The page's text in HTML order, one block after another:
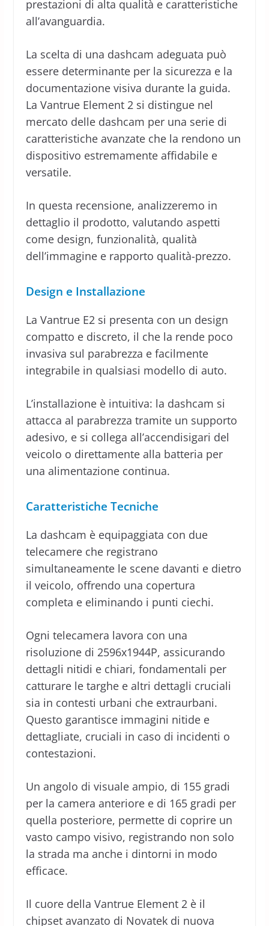
prestazioni di alta qualità e caratteristiche
all’avanguardia.
La scelta di una dashcam adeguata può
essere determinante per la sicurezza e la
documentazione visiva durante la guida.
La Vantrue Element 2 si distingue nel
mercato delle dashcam per una serie di
caratteristiche avanzate che la rendono un
dispositivo estremamente affidabile e
versatile.
In questa recensione, analizzeremo in
dettaglio il prodotto, valutando aspetti
come design, funzionalità, qualità
dell’immagine e rapporto qualità-prezzo.
Design e Installazione
La Vantrue E2 si presenta con un design
compatto e discreto, il che la rende poco
invasiva sul parabrezza e facilmente
integrabile in qualsiasi modello di auto.
L’installazione è intuitiva: la dashcam si
attacca al parabrezza tramite un supporto
adesivo, e si collega all’accendisigari del
veicolo o direttamente alla batteria per
una alimentazione continua.
Caratteristiche Tecniche
La dashcam è equipaggiata con due
telecamere che registrano
simultaneamente le scene davanti e dietro
il veicolo, offrendo una copertura
completa e eliminando i punti ciechi.
Ogni telecamera lavora con una
risoluzione di 2596x1944P, assicurando
dettagli nitidi e chiari, fondamentali per
catturare le targhe e altri dettagli cruciali
sia in contesti urbani che extraurbani.
Questo garantisce immagini nitide e
dettagliate, cruciali in caso di incidenti o
contestazioni.
Un angolo di visuale ampio, di 155 gradi
per la camera anteriore e di 165 gradi per
quella posteriore, permette di coprire un
vasto campo visivo, registrando non solo
la strada ma anche i dintorni in modo
efficace.
Il cuore della Vantrue Element 2 è il
chipset avanzato di Novatek di nuova